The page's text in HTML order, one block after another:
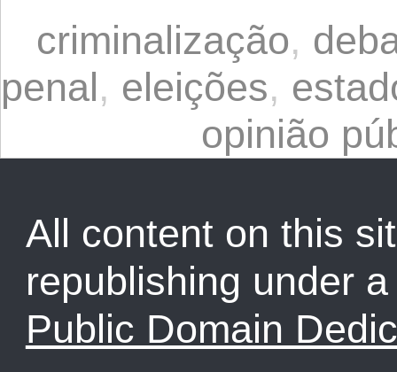
criminalização,
penal, eleições,
opinião
All content on this
republishing under
Public Domain